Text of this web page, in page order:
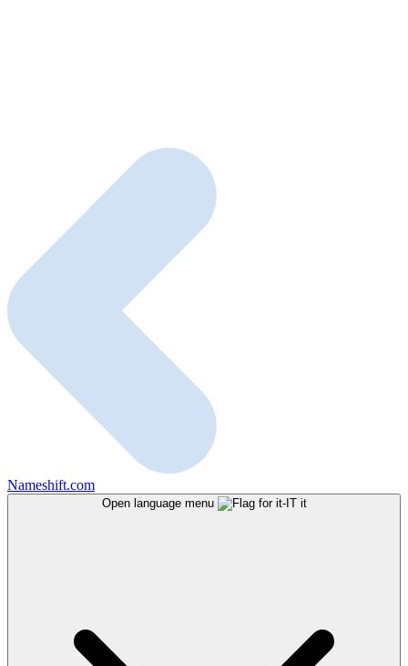
Nameshift.com
Open language menu it